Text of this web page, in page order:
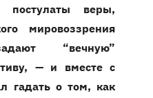
постулаты веры,
мировоззрения
“вечную”
— и вместе с
гадать о том, как